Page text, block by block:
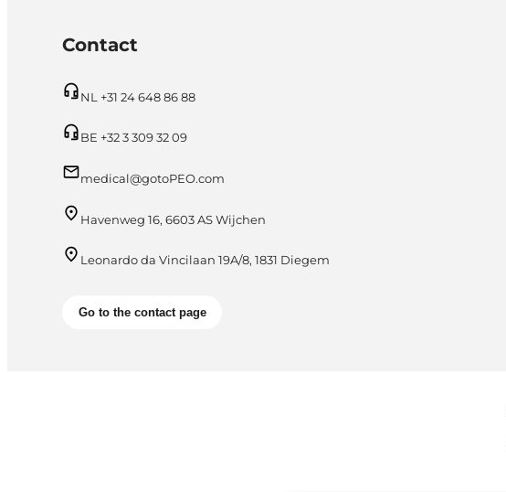
Contact
NL +31 24 648 86 88
BE +32 3 309 32 09
medical@gotoPEO.com
Havenweg 16, 6603 AS Wijchen
Leonardo da Vincilaan 19A/8, 1831 Diegem
Go to the contact page